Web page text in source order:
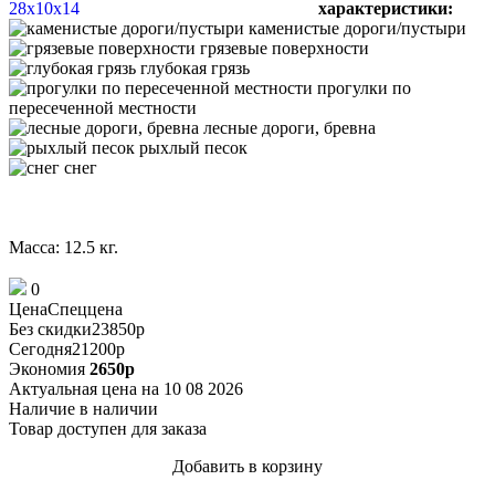
характеристики:
каменистые дороги/пустыри
грязевые поверхности
глубокая грязь
прогулки по
пересеченной местности
лесные дороги, бревна
рыхлый песок
снег
Масса: 12.5 кг.
0
ЦенаСпеццена
Без скидки23850p
Сегодня21200p
Экономия 2650p
Актуальная цена на 10 08 2026
Наличие в наличии
Товар доступен для заказа
Добавить в корзину